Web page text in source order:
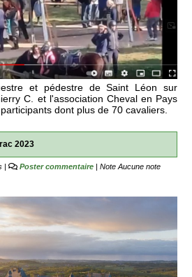
et pédestre de Saint Léon sur
C. et l'association Cheval en Pays
dont plus de 70 cavaliers.
2023
| Poster commentaire | NoteAucune note